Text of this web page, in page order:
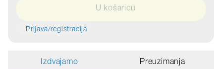
U košaricu
Prijava/registracija
Izdvajamo Preuzimanja